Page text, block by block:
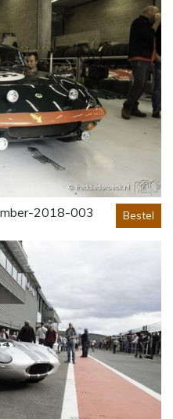
2018-003 Bestel